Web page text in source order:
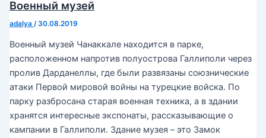
Военный музей
adalya /30.08.2019
Военный музей Чанаккале находится в парке,
расположенном напротив полуострова Галлиполи через
пролив Дарданеллы, где были развязаны союзнические
атаки Первой мировой войны на турецкие войска. По
парку разбросана старая военная техника, а в здании
хранятся интересные экспонаты, рассказывающие о
кампании в Галлиполи. Здание музея – это Замок